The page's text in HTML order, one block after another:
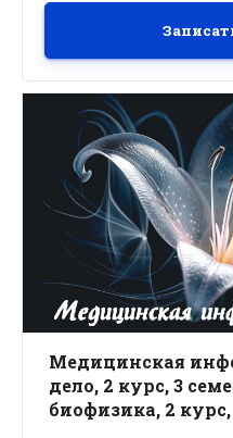
Медицинская
дело, 2 курс, 3
биофизика, 2